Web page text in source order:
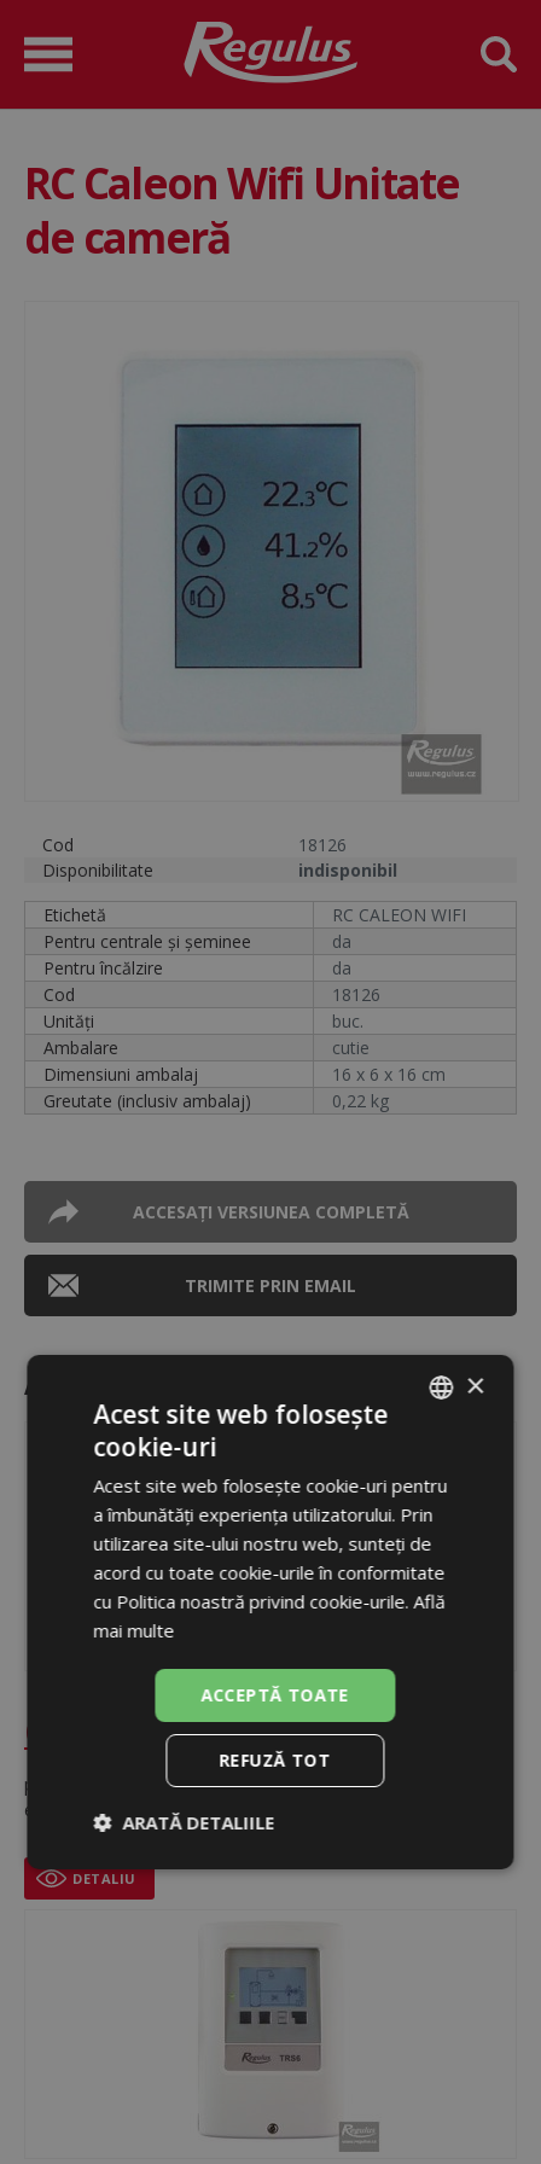
RC Caleon Wifi Unitate
de cameră
Cod
18126
Disponibilitate
indisponibil
Etichetă
RC CALEON WIFI
Pentru centrale și șeminee
da
Pentru încălzire
da
Cod
18126
Unități
buc.
Ambalare
cutie
Dimensiuni ambalaj
16 x 6 x 16 cm
Greutate (inclusiv ambalaj)
0,22 kg
ACCESAȚI VERSIUNEA COMPLETĂ
TRIMITE PRIN EMAIL
Accesoriu recomandat
Controler TRS 3
pentru un circuit de încălzire, 4 intrări şi 4 ieşiri, 1 senzor
exterior şi 1 senzor de contact încorporat
ÎN STOC
DETALIU
ENGLISH
×
Acest site web folosește
cookie-uri
Acest site web folosește cookie-uri pentru
a îmbunătăți experiența utilizatorului. Prin
utilizarea site-ului nostru web, sunteți de
acord cu toate cookie-urile în conformitate
cu Politica noastră privind cookie-urile. Află
mai multe
ACCEPTĂ TOATE
REFUZĂ TOT
ARATĂ DETALIILE
Strict
necesare
De
De
funcţionalitate